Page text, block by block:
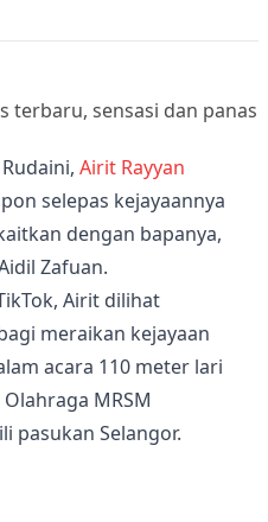
terbaru, sensasi dan panas
Airit Rayyan
selepas kejayaannya
dengan bapanya,
Zafuan.
Airit dilihat
meraikan kejayaan
acara 110 meter lari
MRSM
pasukan Selangor.